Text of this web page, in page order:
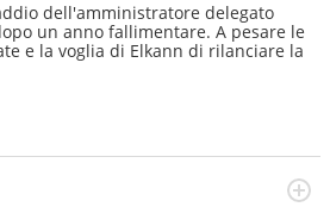
dell'amministratore delegato
un anno fallimentare. A pesare le
e la voglia di Elkann di rilanciare la